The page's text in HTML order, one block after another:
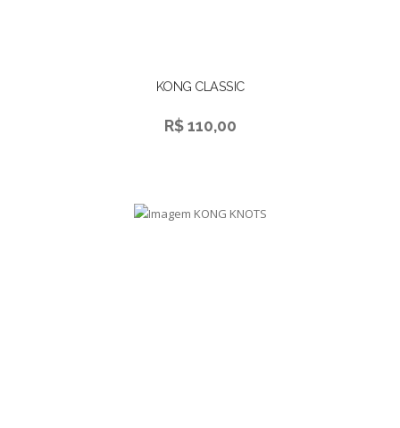
KONG CLASSIC
R$ 110,00